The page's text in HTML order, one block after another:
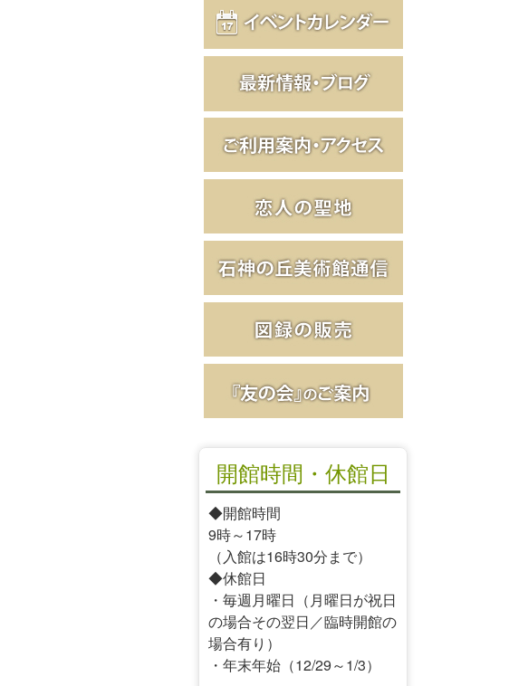
開館時間・休館日
◆開館時間
9時～17時
（入館は16時30分まで）
◆休館日
・毎週月曜日（月曜日が祝日
の場合その翌日／臨時開館の
場合有り）
・年末年始（12/29～1/3）